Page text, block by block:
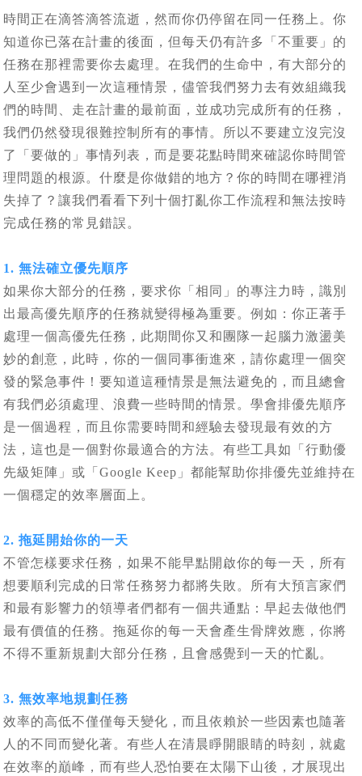
時間正在滴答滴答流逝，然而你仍停留在同一任務上。你
知道你已落在計畫的後面，但每天仍有許多「不重要」的
任務在那裡需要你去處理。在我們的生命中，有大部分的
人至少會遇到一次這種情景，儘管我們努力去有效組織我
們的時間、走在計畫的最前面，並成功完成所有的任務，
我們仍然發現很難控制所有的事情。所以不要建立沒完沒
了「要做的」事情列表，而是要花點時間來確認你時間管
理問題的根源。什麼是你做錯的地方？你的時間在哪裡消
失掉了？讓我們看看下列十個打亂你工作流程和無法按時
完成任務的常見錯誤。
1. 無法確立優先順序
如果你大部分的任務，要求你「相同」的專注力時，識別
出最高優先順序的任務就變得極為重要。例如：你正著手
處理一個高優先任務，此期間你又和團隊一起腦力激盪美
妙的創意，此時，你的一個同事衝進來，請你處理一個突
發的緊急事件！要知道這種情景是無法避免的，而且總會
有我們必須處理、浪費一些時間的情景。學會排優先順序
是一個過程，而且你需要時間和經驗去發現最有效的方
法，這也是一個對你最適合的方法。有些工具如「行動優
先級矩陣」或「Google Keep」都能幫助你排優先並維持在
一個穩定的效率層面上。
2. 拖延開始你的一天
不管怎樣要求任務，如果不能早點開啟你的每一天，所有
想要順利完成的日常任務努力都將失敗。所有大預言家們
和最有影響力的領導者們都有一個共通點：早起去做他們
最有價值的任務。拖延你的每一天會產生骨牌效應，你將
不得不重新規劃大部分任務，且會感覺到一天的忙亂。
3. 無效率地規劃任務
效率的高低不僅僅每天變化，而且依賴於一些因素也隨著
人的不同而變化著。有些人在清晨睜開眼睛的時刻，就處
在效率的巔峰，而有些人恐怕要在太陽下山後，才展現出